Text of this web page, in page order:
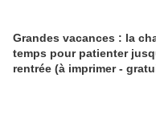
Grandes vacances : la
temps pour patienter
rentrée (à imprimer -